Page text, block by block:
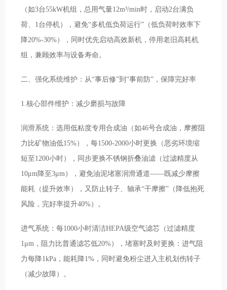
（如3台55kW机组，总用气量12m³/min时，启动2台满负
荷、1台停机），避免“多机低负荷运行”（低负荷时效率下
降20%-30%），同时优先启动高效新机，停用老旧高耗机
组，兼顾效率与设备寿命。
二、强化系统维护：从“事后修”到“事前防”，保障完好率
1.核心部件维护：减少磨损与故障
润滑系统：选用低粘度专用合成油（如46号合成油，摩擦阻
力比矿物油低15%），每1500-2000小时更换（恶劣环境缩
短至1200小时），同步更换不锈钢折叠油滤（过滤精度从
10μm降至3μm），避免油泥堵塞润滑通道——既减少摩擦
能耗（提升效率），又防止转子、轴承“干摩擦”（降低抱死
风险，完好率提升40%）。
进气系统：每1000小时清洁HEPA级空气滤芯（过滤精度
1μm，阻力比普通滤芯低20%），堵塞时及时更换：进气阻
力每降1kPa，能耗降1%，同时避免粉尘进入主机划伤转子
（减少故障）。